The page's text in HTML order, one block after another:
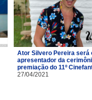
Ator Silvero Pereira será
apresentador da
premiação do 11º
27/04/2021